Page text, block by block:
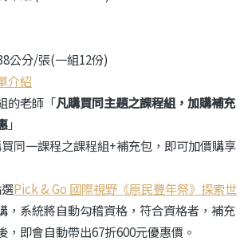
公分/張(一組12份)
介紹
的老師「凡購買同主題之課程組，加購補充
」
同一課程之課程組+補充包，即可加價購享
Pick & Go 國際視野《原民豐年祭》探索世
，系統將自動勾稽資格，符合資格者，補充
，即會自動帶出67折600元優惠價。